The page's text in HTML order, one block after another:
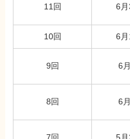
11回 6月
10回 6月
9回 6
8回 6
7回 5月